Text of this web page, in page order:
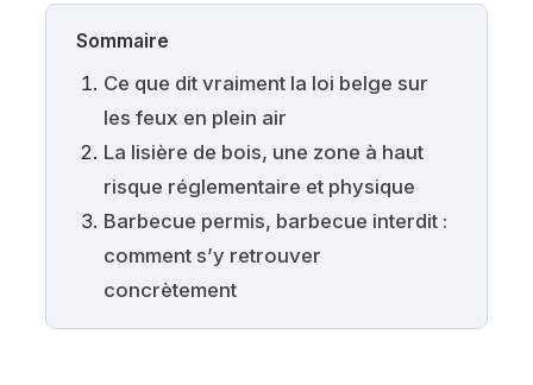
Sommaire
Ce que dit vraiment la loi belge sur
les feux en plein air
La lisière de bois, une zone à haut
risque réglementaire et physique
Barbecue permis, barbecue interdit :
comment s’y retrouver
concrètement